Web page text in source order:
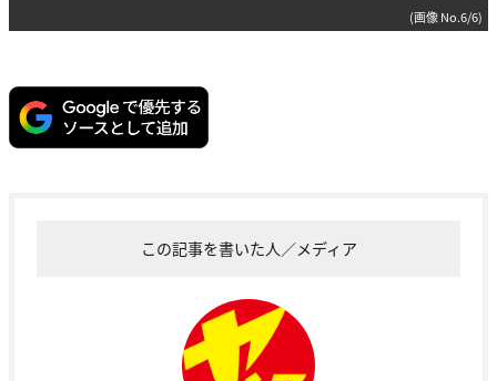
(画像 No.6/6)
この記事を書いた人／メディア